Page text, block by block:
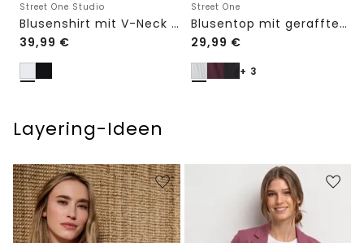
Street One Studio
Blusenshirt mit V-Neck und Spitze
39,99 €
Street One
Blusentop mit gerafftem Rundhals
29,99 €
+ 3
Layering-Ideen